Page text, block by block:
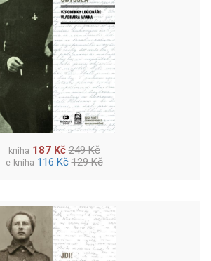
kniha 187 Kč 249 Kč
e-kniha 116 Kč 129 Kč